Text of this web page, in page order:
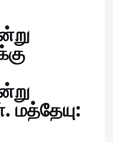
மத்தேயு: